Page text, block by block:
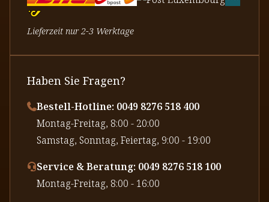
Lieferzeit nur 2-3 Werktage
Haben Sie Fragen?
Bestell-Hotline: 0049 8276 518 400
⁠Montag-Freitag, 8:00 - 20:00
⁠Samstag, Sonntag, Feiertag, 9:00 - 19:00
Service & Beratung: 0049 8276 518 100
⁠Montag-Freitag, 8:00 - 16:00